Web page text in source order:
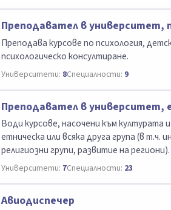
Преподавател в университет,
Преподава курсове по психология,
психологическо консултиране.
Университети: 8Специалности: 9
Преподавател в университет,
Води курсове, насочени към културата
етническа или всяка друга група (в т.ч.
религиозни групи, развитие на региони).
Университети: 7Специалности: 23
Авиодиспечер